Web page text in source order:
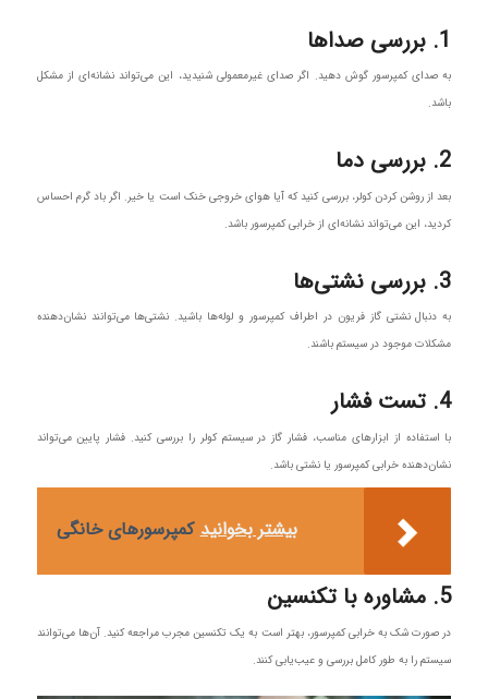
1. بررسی صداها
به صدای کمپرسور گوش دهید. اگر صدای غیرمعمولی شنیدید، این می‌تواند نشانه‌ای از مشکل
باشد.
2. بررسی دما
بعد از روشن کردن کولر، بررسی کنید که آیا هوای خروجی خنک است یا خیر. اگر باد گرم احساس
کردید، این می‌تواند نشانه‌ای از خرابی کمپرسور باشد.
3. بررسی نشتی‌ها
به دنبال نشتی گاز فریون در اطراف کمپرسور و لوله‌ها باشید. نشتی‌ها می‌توانند نشان‌دهنده
مشکلات موجود در سیستم باشند.
4. تست فشار
با استفاده از ابزارهای مناسب، فشار گاز در سیستم کولر را بررسی کنید. فشار پایین می‌تواند
نشان‌دهنده خرابی کمپرسور یا نشتی باشد.
بیشتر بخوانید کمپرسورهای خانگی
5. مشاوره با تکنسین
در صورت شک به خرابی کمپرسور، بهتر است به یک تکنسین مجرب مراجعه کنید. آن‌ها می‌توانند
سیستم را به طور کامل بررسی و عیب‌یابی کنند.